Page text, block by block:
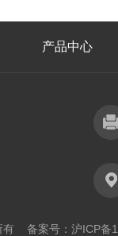
产品中心
有 备案号：沪ICP备